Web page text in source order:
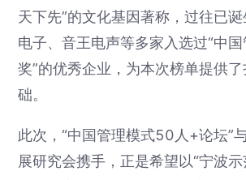
天下先”的文化基因著称，过往已
电子、音王电声等多家入选过“中
奖”的优秀企业，为本次榜单提供
础。
此次，“中国管理模式50人+论坛”
展研究会携手，正是希望以“宁波示